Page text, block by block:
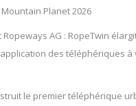
Planet 2026
AG : RopeTwin
des téléphériques à
le premier téléphérique